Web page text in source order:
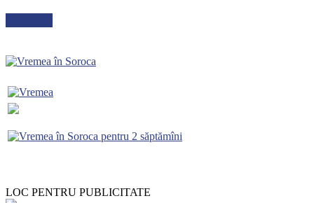
LOC PENTRU PUBLICITATE